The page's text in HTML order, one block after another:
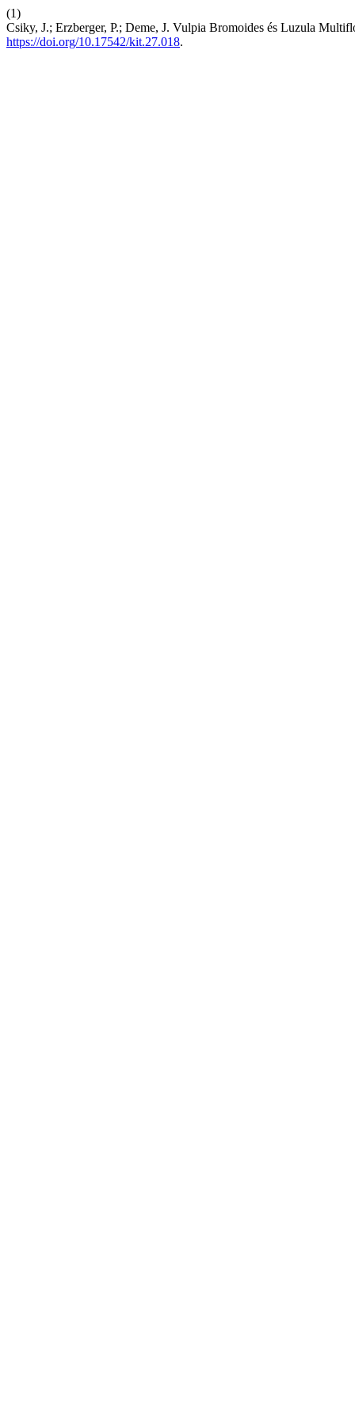
(1)
Csiky, J.; Erzberger, P.; Deme, J. Vulpia Bromoides és Luzula
https://doi.org/10.17542/kit.27.018.